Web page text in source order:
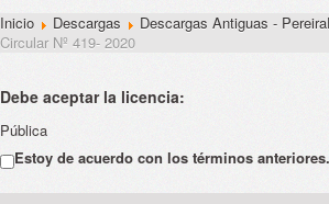
Inicio Descargas Descargas Antiguas -
Circular Nº 419- 2020
Debe aceptar la licencia:
Pública
Estoy de acuerdo con los términos anteriores.